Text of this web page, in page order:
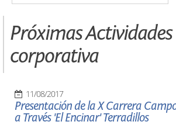
Próximas
corporativa
11/08/2017
Presentación de la X Carrera
a Través 'El Encinar' Terradillos